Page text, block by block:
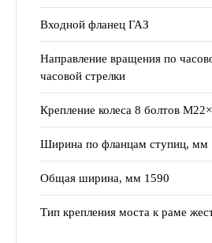
Входной фланец ГАЗ
Направление вращения по
часовой стрелки
Крепление колеса 8 болтов
Ширина по фланцам ступиц, мм
Общая ширина, мм 1590
Тип крепления моста к раме